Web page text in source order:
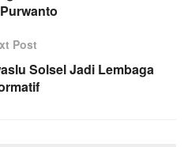
Post
Solsel Jadi Lembaga